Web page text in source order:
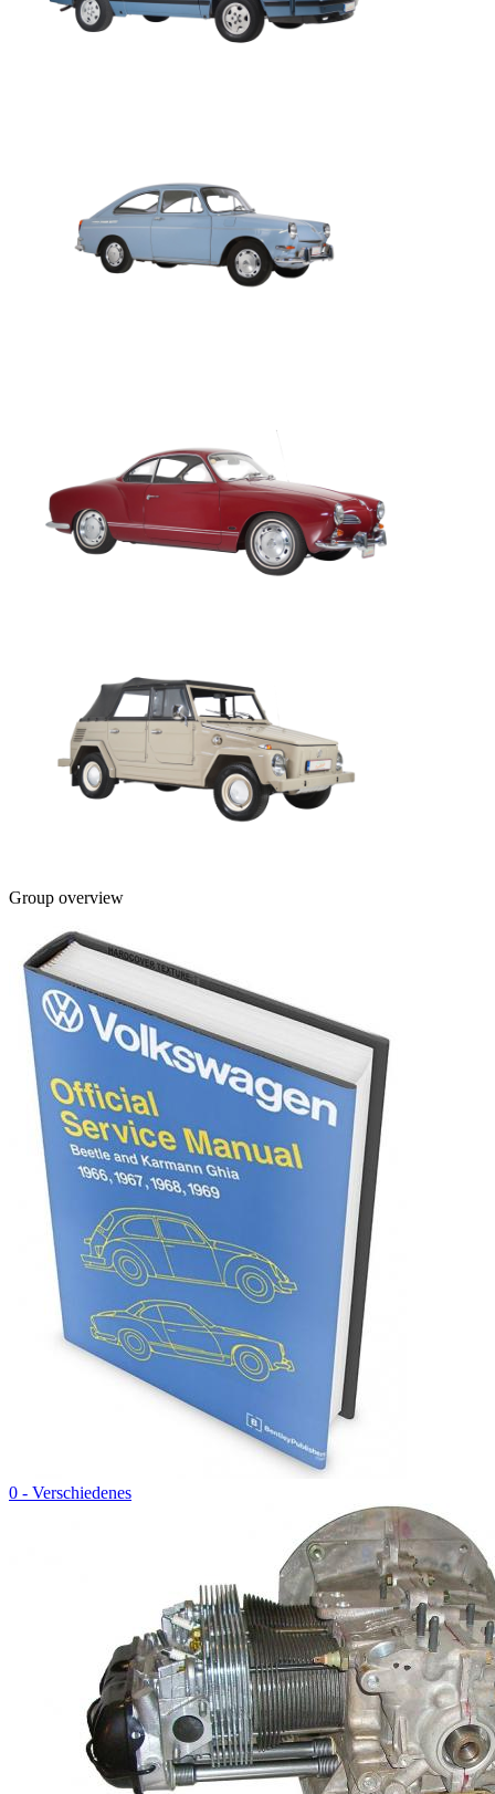
Group overview
0 - Verschiedenes